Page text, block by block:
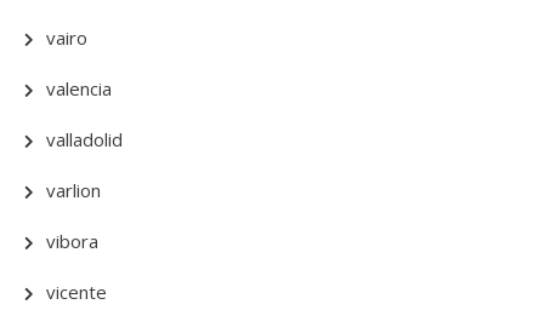
vairo
valencia
valladolid
varlion
vibora
vicente